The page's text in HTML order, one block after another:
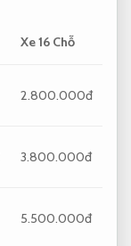
Xe 16 Chỗ
2.800.000đ
3.800.000đ
5.500.000đ